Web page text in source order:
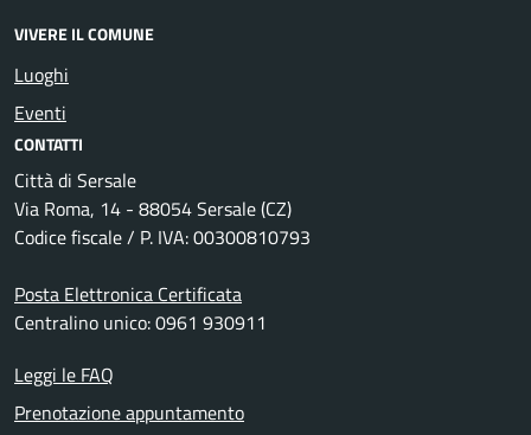
VIVERE IL COMUNE
Luoghi
Eventi
CONTATTI
Città di Sersale
Via Roma, 14 - 88054 Sersale (CZ)
Codice fiscale / P. IVA: 00300810793
Posta Elettronica Certificata
Centralino unico: 0961 930911
Leggi le FAQ
Prenotazione appuntamento